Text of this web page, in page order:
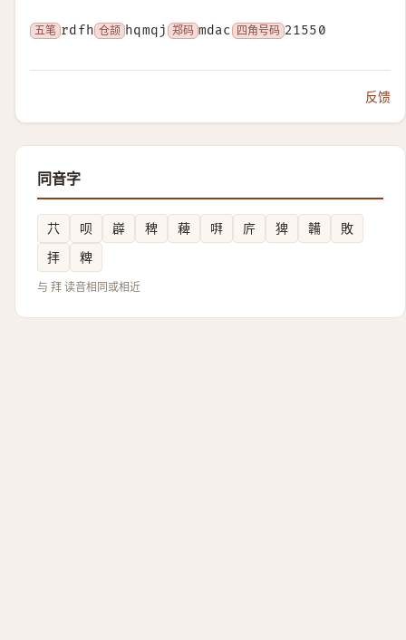
五笔 rdfh 仓颉 hqmqj 郑码 mdac 四角号码 21550
反馈
同音字
䒔 呗 㠔 稗 薭 㗑 庍 猈 韛
敗
拝
粺
与 拜 读音相同或相近